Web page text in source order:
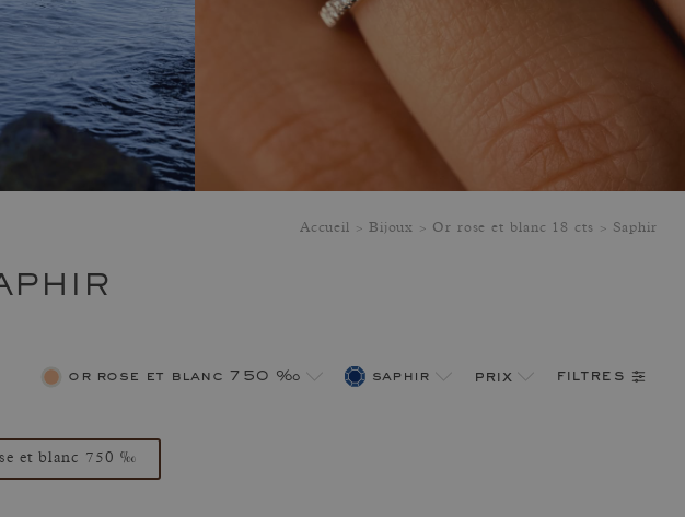
Accueil Bijoux Or rose et blanc 18 cts Saphir
or rose et blanc 750 ‰ saphir prix filtres
et blanc 750 ‰